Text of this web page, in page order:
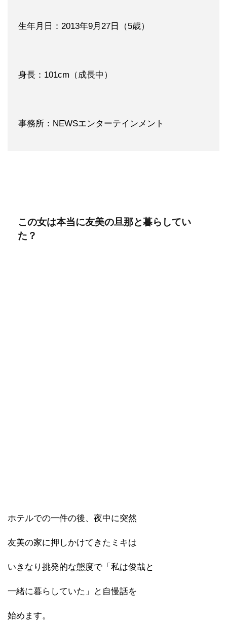
生年月日：2013年9月27日（5歳）
身長：101cm（成長中）
事務所：NEWSエンターテインメント
この女は本当に友美の旦那と暮らしてい
た？
ホテルでの一件の後、夜中に突然
友美の家に押しかけてきたミキは
いきなり挑発的な態度で「私は俊哉と
一緒に暮らしていた」と自慢話を
始めます。